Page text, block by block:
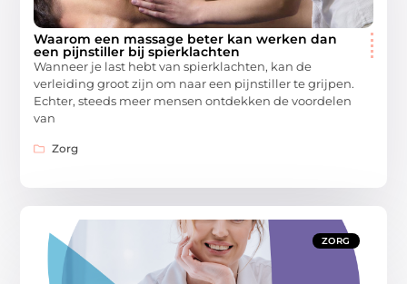
Waarom een massage beter kan werken dan
een pijnstiller bij spierklachten
Wanneer je last hebt van spierklachten, kan de
verleiding groot zijn om naar een pijnstiller te grijpen.
Echter, steeds meer mensen ontdekken de voordelen
van
Zorg
ZORG